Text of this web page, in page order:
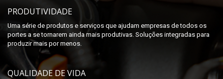
PRODUTIVIDADE
Uma série de produtos e serviços que ajudam empresas de todos os
portes a se tornarem ainda mais produtivas. Soluções integradas para
produzir mais por menos.
QUALIDADE DE VIDA